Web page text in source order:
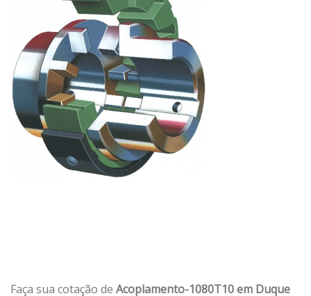
Faça sua cotação de Acoplamento-1080T10 em Duque